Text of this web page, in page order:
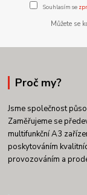
Souhlasím se
Můžete se
Proč my?
Jsme společnost
Zaměřujeme se
multifunkční A3
poskytováním
provozováním a